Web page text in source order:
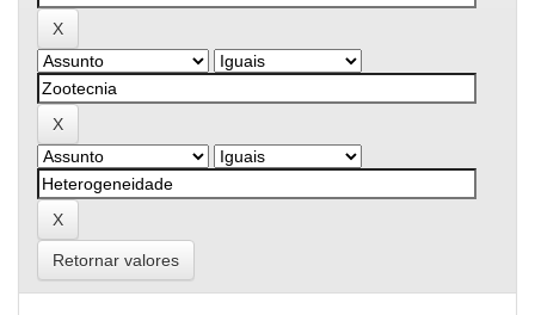
Retornar valores